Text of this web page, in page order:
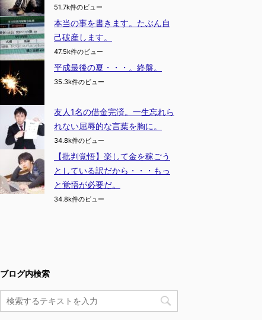
51.7k件のビュー
本当の事を書きます。たぶん自
己破産します。
47.5k件のビュー
平成最後の夏・・・。終盤。
35.3k件のビュー
友人1名の借金完済。一生忘れら
れない屈辱的な言葉を胸に。
34.8k件のビュー
【批判覚悟】楽して金を稼ごう
としている訳だから・・・もっ
と覚悟が必要だ。
34.8k件のビュー
ブログ内検索